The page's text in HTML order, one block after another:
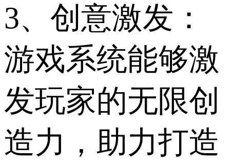
3、创意激发：
游戏系统能够激
发玩家的无限创
造力，助力打造